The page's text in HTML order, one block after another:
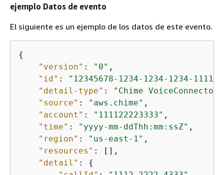
ejemplo Datos de evento
El siguiente es un ejemplo de los datos de este evento.
{
"version" : "0" ,
"id" :
"12345678-1234-1234-1234-
"detail-type" :
"Chime
"source" : "aws.chime" ,
"account" : "111122223333" ,
"time" : "yyyy-mm-ddThh:mm:ssZ" ,
"region" : "us-east-1" ,
"resources" : [],
"detail" : {